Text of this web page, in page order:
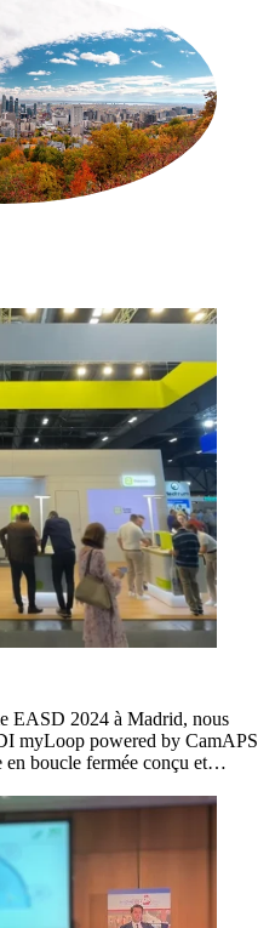
EASD 2024 à Madrid, nous
myLoop powered by CamAPS
boucle fermée conçu et
la planification ou pendant la